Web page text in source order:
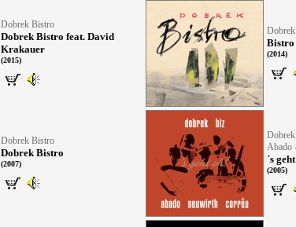
Dobrek Bistro
Dobrek Bistro feat. David
Krakauer
(2015)
(2014)
Dobrek Bistro
Dobrek Bistro
(2007)
Abado
´s
(2005)